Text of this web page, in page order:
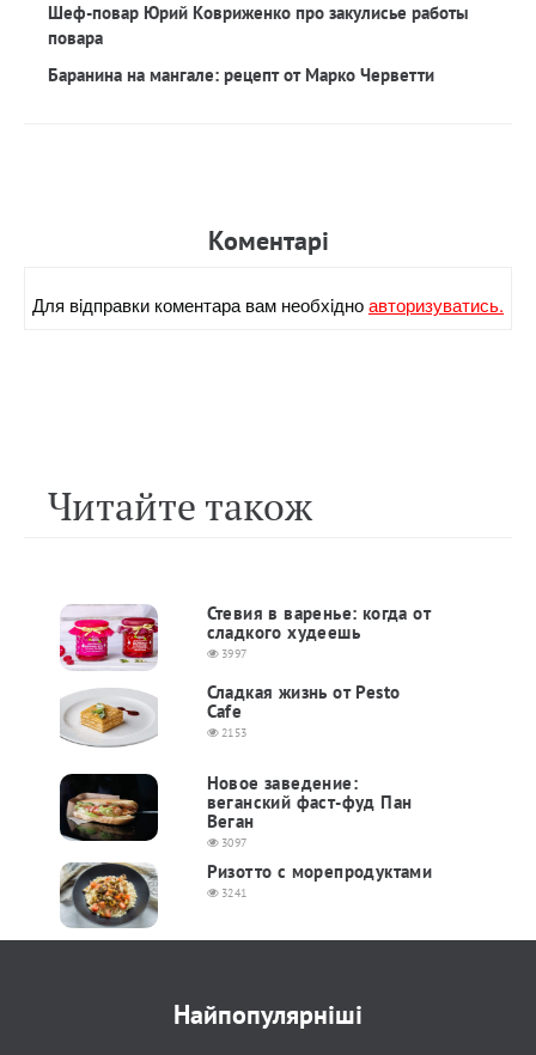
Шеф-повар Юрий Ковриженко про закулисье работы
повара
Баранина на мангале: рецепт от Марко Черветти
Коментарi
Для вiдправки коментара вам необхiдноавторизуватись.
Читайте також
Стевия в варенье: когда от
сладкого худеешь
3997
Сладкая жизнь от Pesto
Cafe
2153
Новое заведение:
веганский фаст-фуд Пан
Веган
3097
Ризотто с морепродуктами
3241
Найпопулярніші